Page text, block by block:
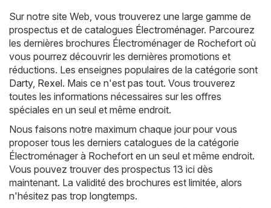
Sur notre site Web, vous trouverez une large gamme de
prospectus et de catalogues Électroménager. Parcourez
les dernières brochures Électroménager de Rochefort où
vous pourrez découvrir les dernières promotions et
réductions. Les enseignes populaires de la catégorie sont
Darty, Rexel. Mais ce n'est pas tout. Vous trouverez
toutes les informations nécessaires sur les offres
spéciales en un seul et même endroit.
Nous faisons notre maximum chaque jour pour vous
proposer tous les derniers catalogues de la catégorie
Électroménager à Rochefort en un seul et même endroit.
Vous pouvez trouver des prospectus 13 ici dès
maintenant. La validité des brochures est limitée, alors
n'hésitez pas trop longtemps.